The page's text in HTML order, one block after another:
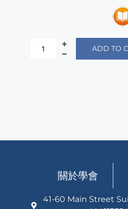
ADD TO
關於學會
41-60 Main Street